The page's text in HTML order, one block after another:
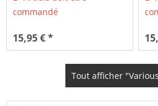
commandé
15,95 € *
Tout afficher